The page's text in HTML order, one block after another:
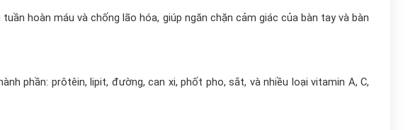
hoàn máu và chống lão hóa, giúp ngăn chặn cảm giác của bàn tay và bàn
phần: prôtêin, lipit, đường, can xi, phốt pho, sắt, và nhiều loại vitamin A, C,